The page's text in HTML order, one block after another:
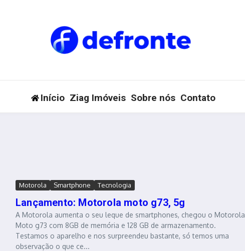
Início Ziag Imóveis Sobre nós Contato
Motorola Smartphone Tecnologia
Lançamento: Motorola moto g73, 5g
A Motorola aumenta o seu leque de smartphones, chegou o Motorola
Moto g73 com 8GB de memória e 128 GB de armazenamento.
Testamos o aparelho e nos surpreendeu bastante, só temos uma
observação o que ce...